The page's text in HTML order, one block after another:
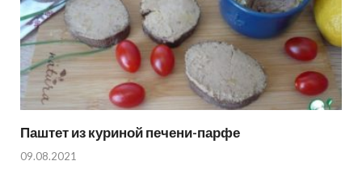
Паштет из куриной печени-парфе
09.08.2021